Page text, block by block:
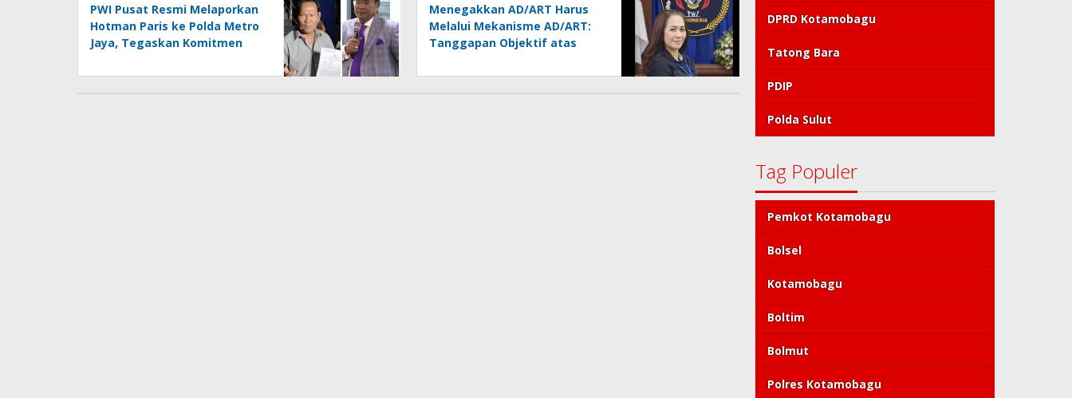
PWI Pusat Resmi Melaporkan
Hotman Paris ke Polda Metro
Jaya, Tegaskan Komitmen
Wartawan
Menegakkan AD/ART Harus
Melalui Mekanisme AD/ART:
Tanggapan Objektif atas
AD/ART vs Konspirasi
DPRD Kotamobagu
Tatong Bara
PDIP
Polda Sulut
Tag Populer
Pemkot Kotamobagu
Bolsel
Kotamobagu
Boltim
Bolmut
Polres Kotamobagu